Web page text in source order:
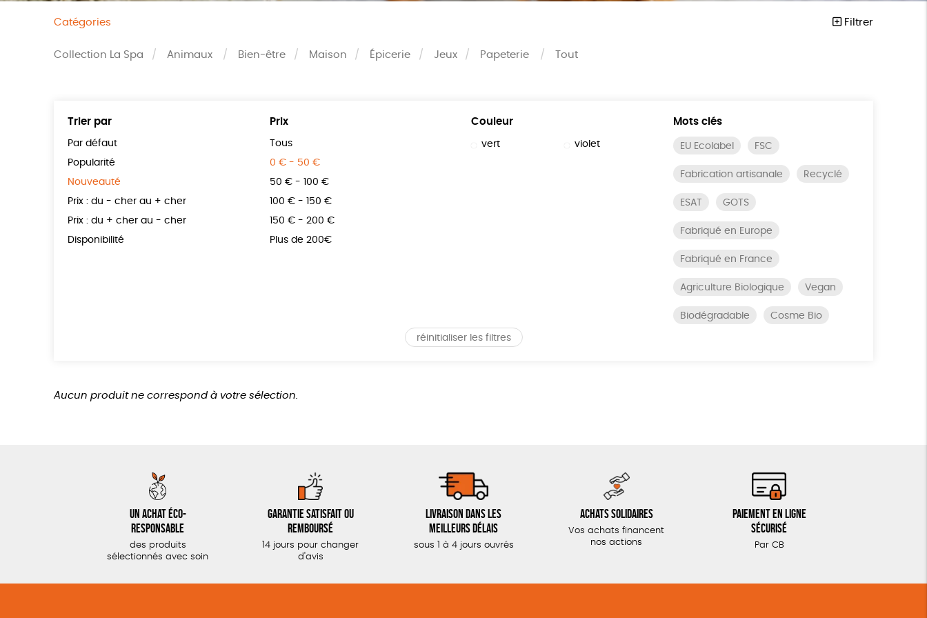
Catégories Filtrer
Collection La Spa Animaux Bien-être Maison Épicerie Jeux Papeterie Tout
Trier par
Par défaut
Popularité
Nouveauté
Prix : du - cher au + cher
Prix : du + cher au - cher
Disponibilité
Prix
Tous
0 € - 50 €
50 € - 100 €
100 € - 150 €
150 € - 200 €
Plus de 200€
Couleur
vert violet
Mots clés
EU Ecolabel FSC
Fabrication artisanale Recyclé
ESAT GOTS
Fabriqué en Europe
Fabriqué en France
Agriculture Biologique Vegan
Biodégradable Cosme Bio
réinitialiser les filtres
Aucun produit ne correspond à votre sélection.
Un achat éco-
responsable
des produits
sélectionnés avec soin
Garantie satisfait ou
remboursé
14 jours pour changer
d'avis
Livraison dans les
meilleurs délais
sous 1 à 4 jours ouvrés
Achats solidaires
Vos achats financent
nos actions
Paiement en ligne
sécurisé
Par CB